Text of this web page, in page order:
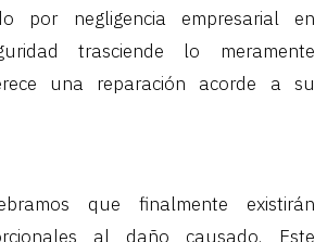
por negligencia empresarial en
trasciende lo meramente
una reparación acorde a su
que finalmente existirán
al daño causado. Este